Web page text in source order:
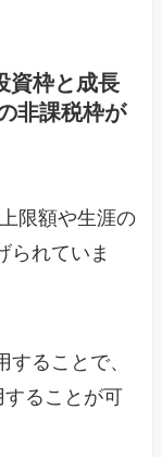
資枠と成長
非課税枠が
限額や生涯の
られていま
ることで、
ることが可